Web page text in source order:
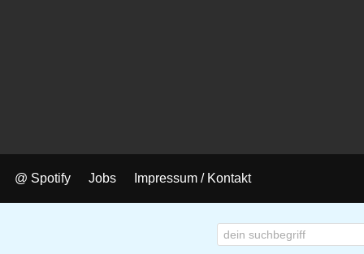
@ Spotify Jobs Impressum / Kontakt